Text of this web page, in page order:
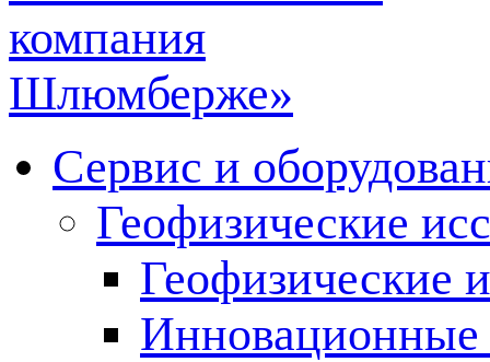
Сервис и
Геофизические
Геофизические
Инновационные